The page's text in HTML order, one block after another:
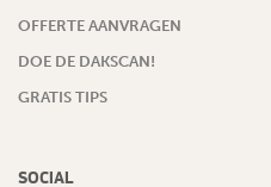
OFFERTE AANVRAGEN
DOE DE DAKSCAN!
GRATIS TIPS
SOCIAL